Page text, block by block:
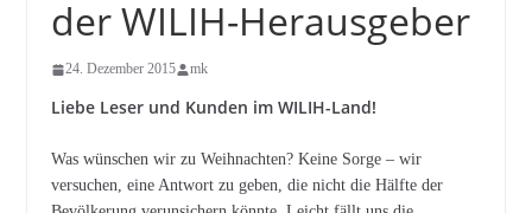
der WILIH-Herausgeber
24. Dezember 2015 mk
Liebe Leser und Kunden im WILIH-Land!
Was wünschen wir zu Weihnachten? Keine Sorge – wir
versuchen, eine Antwort zu geben, die nicht die Hälfte der